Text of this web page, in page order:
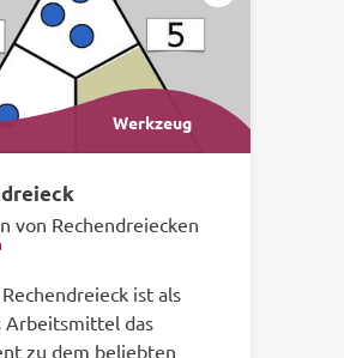
Werkzeug
von Rechendreiecken
ist als
Arbeitsmittel das
zu dem beliebten